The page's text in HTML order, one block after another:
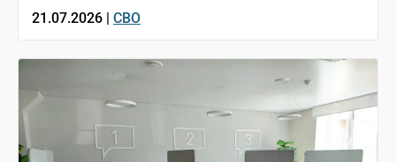
21.07.2026 | СВО